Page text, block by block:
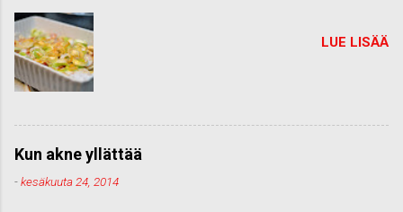
LUE LISÄÄ
Kun akne yllättää
-kesäkuuta 24, 2014